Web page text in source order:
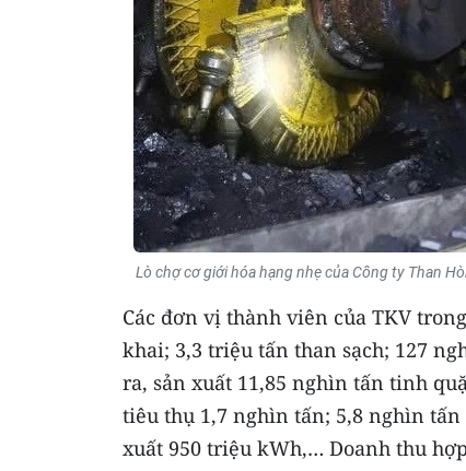
Lò chợ cơ giới hóa hạng nhẹ của Công ty Than
Các đơn vị thành viên của TKV
khai; 3,3 triệu tấn than sạch; 127
ra, sản xuất 11,85 nghìn tấn tinh
tiêu thụ 1,7 nghìn tấn; 5,8 nghìn
xuất 950 triệu kWh,… Doanh thu